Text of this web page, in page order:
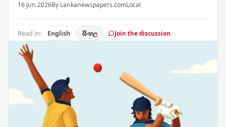
16 Jun 2026By Lankanewspapers.comLocal
Read in: English සිංහල Join the discussion